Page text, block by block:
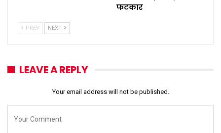
फटकार
PREV NEXT
LEAVE A REPLY
Your email address will not be published.